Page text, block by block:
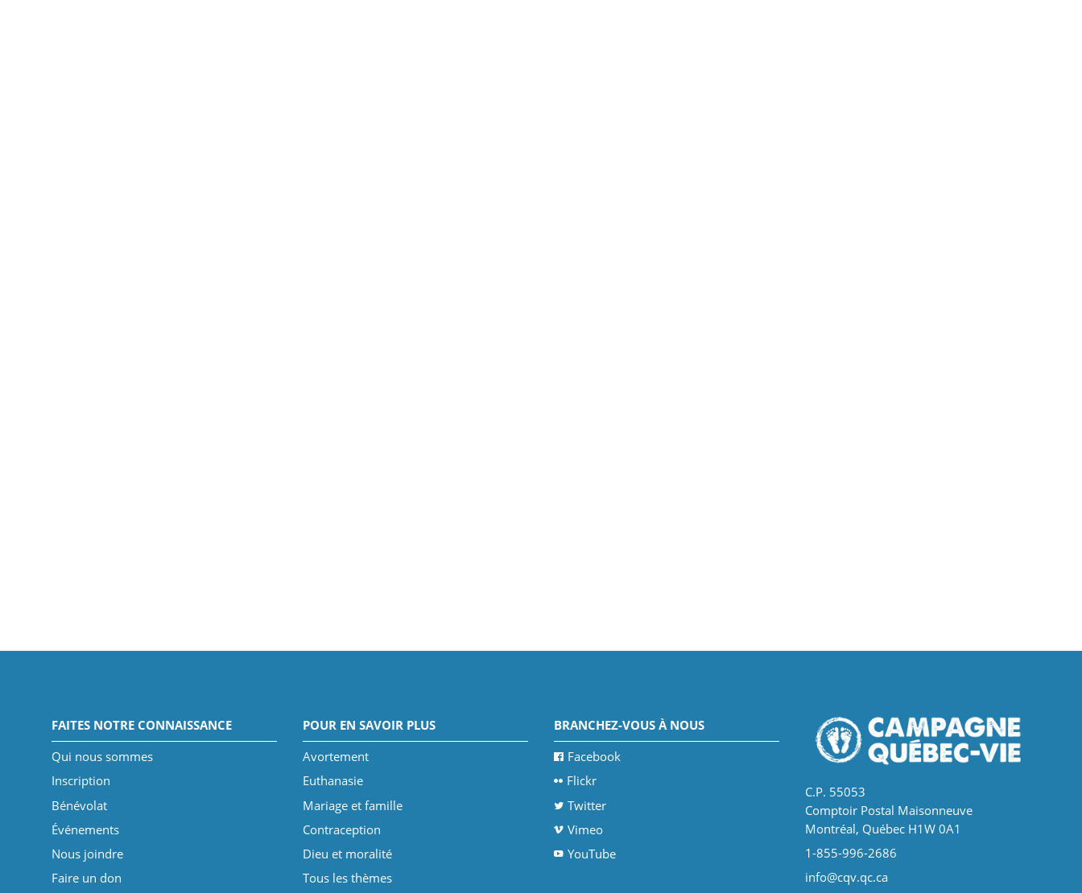
FAITES NOTRE CONNAISSANCE
Qui nous sommes
Inscription
Bénévolat
Événements
Nous joindre
Faire un don
POUR EN SAVOIR PLUS
Avortement
Euthanasie
Mariage et famille
Contraception
Dieu et moralité
Tous les thèmes
BRANCHEZ-VOUS À NOUS
Facebook
Flickr
Twitter
Vimeo
YouTube
C.P. 55053
Comptoir Postal Maisonneuve
Montréal, Québec H1W 0A1
1-855-996-2686
info@cqv.qc.ca